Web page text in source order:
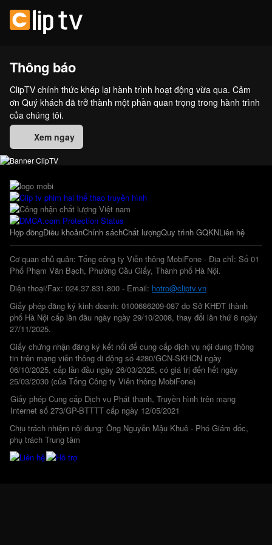
Thông báo
ClipTV chính thức khép lại hành trình hoạt động vừa qua. Cảm
ơn Quý khách đã trở thành một phần quan trọng trong hành trình
của chúng tôi.
Xem ngay
Hợp đồngĐiều khoảnChính sáchChất lượngQuy trình GQKNLiên hệ
Cơ quan chủ quản: Tổng công ty Viễn thông MobiFone - Địa chỉ: Số 01
Phố Phạm Văn Bạch, Phường Cầu Giấy, Thành phố Hà Nội.
Điện thoại/Fax: 024.37.831.800 - Email: hotro@cliptv.vn
Giấy phép đăng ký kinh doanh: 0100686209-087 do Sở KHĐT thành
phố Hà Nội cấp lần đầu ngày ngày 29/10/2008, thay đổi lần thứ 8 ngày
27/11/2025.
Giấy chứng nhận đăng ký kết nối để cung cấp dịch vụ nội dung thông
tin trên mạng viễn thông di động số 4280/GCN-SKHCN ngày
06/10/2025, cấp lần đầu ngày 26/03/2025, có giá trị đến hết ngày
25/03/2030 (của Tổng Công ty Viễn thông MobiFone)
Giấy phép Cung cấp Dịch vụ Phát thanh, Truyền hình trên mạng
Internet số 273/GP-BTTTT cấp ngày 12/05/2021
Chịu trách nhiệm nội dung: Ông Nguyễn Mậu Khuê - Phó Giám đốc,
phụ trách Trung tâm